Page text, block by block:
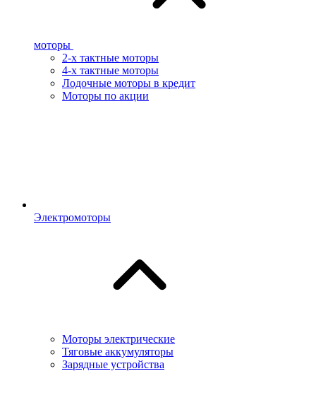
моторы
2-х тактные моторы
4-х тактные моторы
Лодочные моторы в кредит
Моторы по акции
Электромоторы
Моторы электрические
Тяговые аккумуляторы
Зарядные устройства